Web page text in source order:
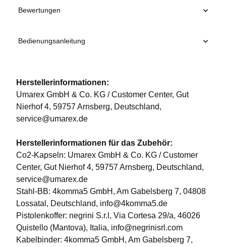
Bewertungen
Bedienungsanleitung
Herstellerinformationen:
Umarex GmbH & Co. KG / Customer Center, Gut
Nierhof 4, 59757 Arnsberg, Deutschland,
service@umarex.de
Herstellerinformationen für das Zubehör:
Co2-Kapseln: Umarex GmbH & Co. KG / Customer
Center, Gut Nierhof 4, 59757 Arnsberg, Deutschland,
service@umarex.de
Stahl-BB: 4komma5 GmbH, Am Gabelsberg 7, 04808
Lossatal, Deutschland, info@4komma5.de
Pistolenkoffer: negrini S.r.l, Via Cortesa 29/a, 46026
Quistello (Mantova), Italia, info@negrinisrl.com
Kabelbinder: 4komma5 GmbH, Am Gabelsberg 7,